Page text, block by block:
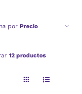
por Precio
12 productos